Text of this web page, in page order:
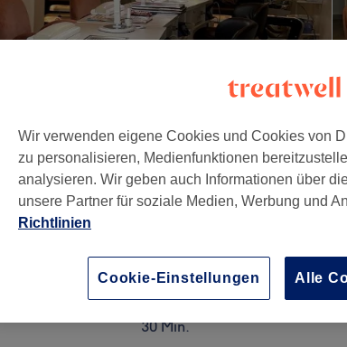
Details anzeigen
mit Shellac oder Gel ( kein
30 Min.
Wir verwenden eigene Cookies und Cookies von
zu personalisieren, Medienfunktionen
analysieren. Wir geben auch Informationen über
unsere Partner für soziale Medien, Werbung und
Richtlinien
Cookie-Einstellungen Alle